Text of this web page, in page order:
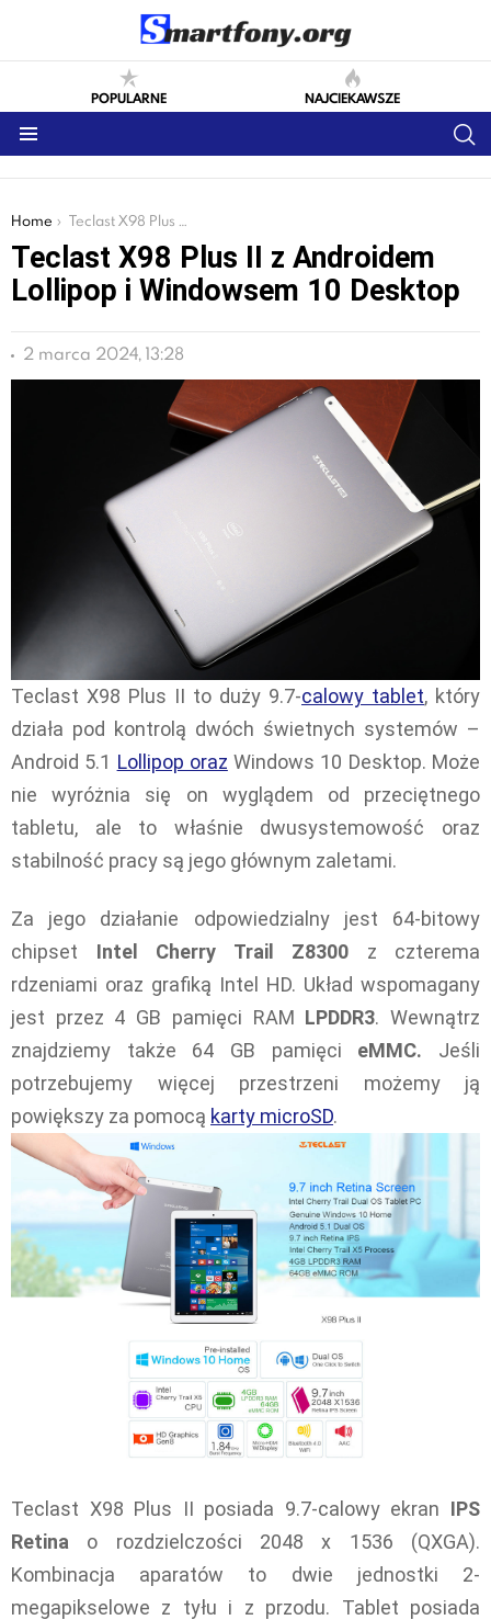
POPULARNE NAJCIEKAWSZE
You are here:
Home Teclast X98 Plus II z Androidem Lollipop i Windowsem 10 Desktop
Teclast X98 Plus II z Androidem
Lollipop i Windowsem 10 Desktop
2 marca 2024, 13:28
Teclast X98 Plus II to duży 9.7-calowy tablet, który
działa pod kontrolą dwóch świetnych systemów –
Android 5.1 Lollipop oraz Windows 10 Desktop. Może
nie wyróżnia się on wyglądem od przeciętnego
tabletu, ale to właśnie dwusystemowość oraz
stabilność pracy są jego głównym zaletami.
Za jego działanie odpowiedzialny jest 64-bitowy
chipset Intel Cherry Trail Z8300 z czterema
rdzeniami oraz grafiką Intel HD. Układ wspomagany
jest przez 4 GB pamięci RAM LPDDR3. Wewnątrz
znajdziemy także 64 GB pamięci eMMC. Jeśli
potrzebujemy więcej przestrzeni możemy ją
powiększy za pomocą karty microSD.
Teclast X98 Plus II posiada 9.7-calowy ekran IPS
Retina o rozdzielczości 2048 x 1536 (QXGA).
Kombinacja aparatów to dwie jednostki 2-
megapikselowe z tyłu i z przodu. Tablet posiada